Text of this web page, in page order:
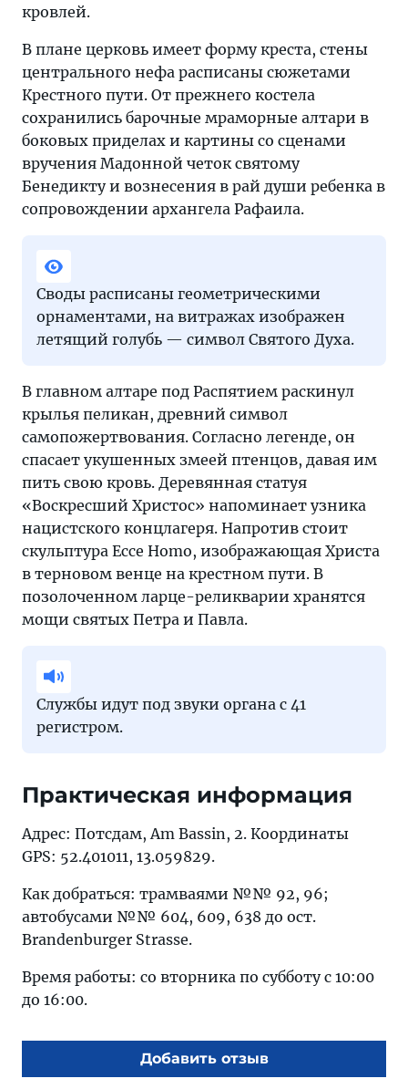
кровлей.
В плане церковь имеет форму креста, стены
центрального нефа расписаны сюжетами
Крестного пути. От прежнего костела
сохранились барочные мраморные алтари в
боковых приделах и картины со сценами
вручения Мадонной четок святому
Бенедикту и вознесения в рай души ребенка в
сопровождении архангела Рафаила.
Своды расписаны геометрическими
орнаментами, на витражах изображен
летящий голубь — символ Святого Духа.
В главном алтаре под Распятием раскинул
крылья пеликан, древний символ
самопожертвования. Согласно легенде, он
спасает укушенных змеей птенцов, давая им
пить свою кровь. Деревянная статуя
«Воскресший Христос» напоминает узника
нацистского концлагеря. Напротив стоит
скульптура Ecce Homo, изображающая Христа
в терновом венце на крестном пути. В
позолоченном ларце-реликварии хранятся
мощи святых Петра и Павла.
Службы идут под звуки органа с 41
регистром.
Практическая информация
Адрес: Потсдам, Am Bassin, 2. Координаты
GPS: 52.401011, 13.059829.
Как добраться: трамваями №№ 92, 96;
автобусами №№ 604, 609, 638 до ост.
Brandenburger Strasse.
Время работы: со вторника по субботу с 10:00
до 16:00.
Добавить отзыв